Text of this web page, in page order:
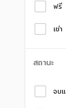
นิตยสาร ห
ครอบครัว
วรรณกรรม
การเกษตร
การเรียน กา
นิตยสาร ห
ครอบครัว
วรรณกรรม
การเกษตร
การเรียน กา
ฟรี
เช่า
สถานะ
จบ